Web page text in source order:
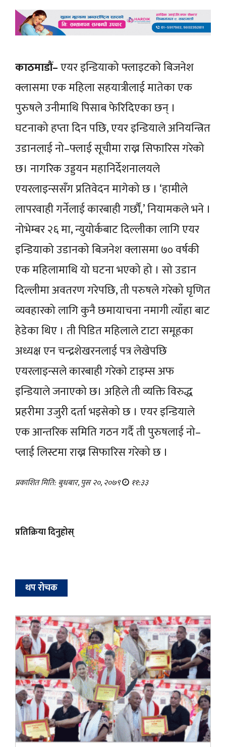
काठमाडौं–एयर इन्डियाको फ्लाइटको बिजनेश
क्लासमा एक महिला सहयात्रीलाई मातेका एक
पुरुषले उनीमाथि पिसाब फेरिदिएका छन् ।
घटनाको हप्ता दिन पछि, एयर इन्डियाले अनियन्त्रित
उडानलाई नो–फ्लाई सूचीमा राख्न सिफारिस गरेको
छ। नागरिक उड्डयन महानिर्देशनालयले
एयरलाइन्ससँग प्रतिवेदन मागेको छ । ‘हामीले
लापरवाही गर्नेलाई कारबाही गर्छौं,’ नियामकले भने ।
नोभेम्बर २६ मा, न्युयोर्कबाट दिल्लीका लागि एयर
इन्डियाको उडानको बिजनेश क्लासमा ७० वर्षकी
एक महिलामाथि यो घटना भएको हो । सो उडान
दिल्लीमा अवतरण गरेपछि, ती परुषले गरेको घृणित
व्यवहारको लागि कुनै छमायाचना नमागी त्याँहा बाट
हेडेका थिए । ती पिडित महिलाले टाटा समूहका
अध्यक्ष एन चन्द्रशेखरनलाई पत्र लेखेपछि
एयरलाइन्सले कारबाही गरेको टाइम्स अफ
इन्डियाले जनाएको छ। अहिले ती व्यक्ति विरुद्ध
प्रहरीमा उजुरी दर्ता भइसेको छ । एयर इन्डियाले
एक आन्तरिक समिति गठन गर्दै ती पुरुषलाई नो–
प्लाई लिस्टमा राख्न सिफारिस गरेको छ ।
प्रकाशित मिति: बुधबार, पुस २०, २०७९ ११:३३
प्रतिक्रिया दिनुहोस्
थप रोचक